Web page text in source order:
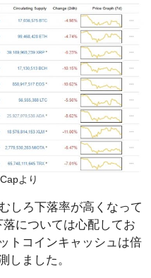
より
しろ下落率が高くなって
については心配してお
トコインキャッシュは倍
しました。